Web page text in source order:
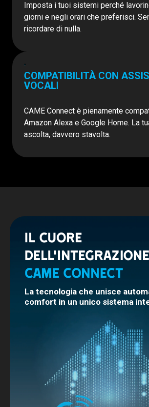
Imposta i tuoi sistemi perché
giorni e negli orari che preferisci.
ricordare di nulla.
COMPATIBILITÀ CON
VOCALI
CAME Connect è pienamente
Amazon Alexa e Google Home. La
ascolta, davvero stavolta.
IL CUORE
CAME CONNECT
La tecnologia che unisce
comfort in un unico sistema